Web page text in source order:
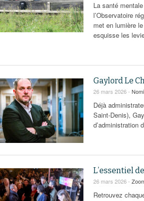
La santé
l’Observatoire
met en lumière
esquisse les
Gaylord Le
26 mars 2026 -
Déjà
Saint-Denis),
d’administration
L’essentiel
26 mars 2026 -
Retrouvez